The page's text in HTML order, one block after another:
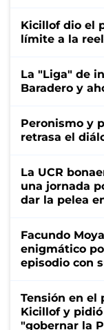
Kicillof dio el
límite a la
La "Liga" de
Baradero y
Peronismo y
retrasa el
La UCR
una jornada
dar la pelea
Facundo
enigmático
episodio con
Tensión en el
Kicillof y
"gobernar la